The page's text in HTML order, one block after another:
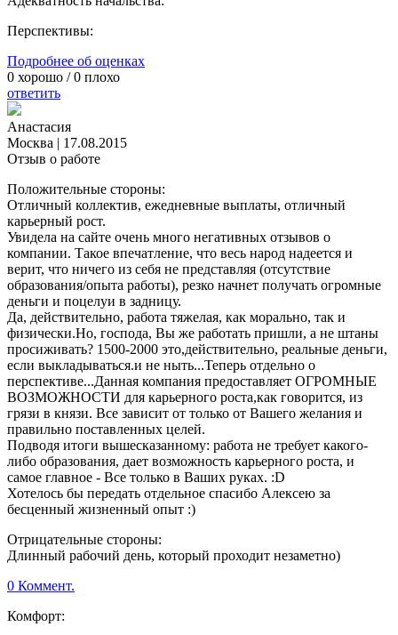
Перспективы:
Подробнее об оценках
0 хорошо /0 плохо
ответить
Анастасия
Москва | 17.08.2015
Отзыв о работе
Положительные стороны:
Отличный коллектив, ежедневные выплаты, отличный
карьерный рост.
Увидела на сайте очень много негативных отзывов о
компании. Такое впечатление, что весь народ надеется и
верит, что ничего из себя не представляя (отсутствие
образования/опыта работы), резко начнет получать огромные
деньги и поцелуи в задницу.
Да, действительно, работа тяжелая, как морально, так и
физически.Но, господа, Вы же работать пришли, а не штаны
просиживать? 1500-2000 это,действительно, реальные деньги,
если выкладываться.и не ныть...Теперь отдельно о
перспективе...Данная компания предоставляет ОГРОМНЫЕ
ВОЗМОЖНОСТИ для карьерного роста,как говорится, из
грязи в князи. Все зависит от только от Вашего желания и
правильно поставленных целей.
Подводя итоги вышесказанному: работа не требует какого-
либо образования, дает возможность карьерного роста, и
самое главное - Все только в Ваших руках. :D
Хотелось бы передать отдельное спасибо Алексею за
бесценный жизненный опыт :)
Отрицательные стороны:
Длинный рабочий день, который проходит незаметно)
0 Коммент.
Комфорт: